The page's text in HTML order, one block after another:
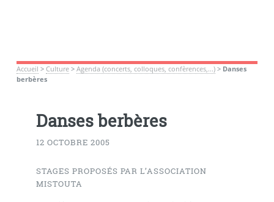
Accueil > Culture> Agenda (concerts, colloques, confèrences,...)> Danses
berbères
Danses berbères
12 OCTOBRE 2005
STAGES PROPOSÉS PAR L’ASSOCIATION
MISTOUTA